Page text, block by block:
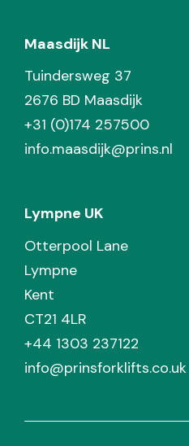
Maasdijk NL
Tuindersweg 37
2676 BD Maasdijk
+31 (0)174 257500
info.maasdijk@prins.nl
Lympne UK
Otterpool Lane
Lympne
Kent
CT21 4LR
+44 1303 237122
info@prinsforklifts.co.uk